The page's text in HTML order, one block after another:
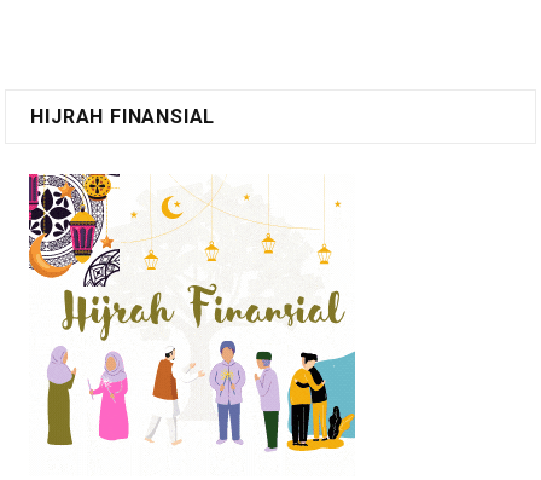
HIJRAH FINANSIAL